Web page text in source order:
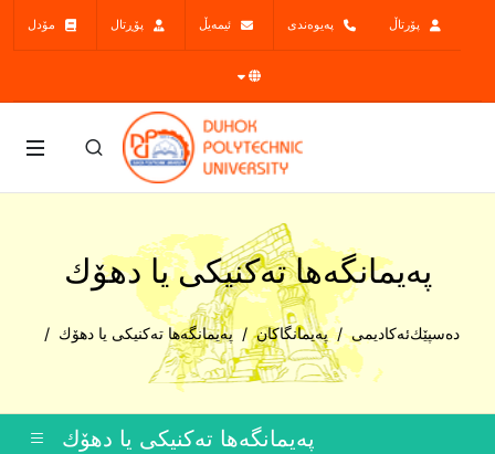
پۆرتاڵ پەیوەندی ئیمەیڵ پۆڕتال مۆدل
پەیمانگەها تەکنیکى یا دهۆك
دەسپێكئەکادیمی پەیمانگاکان پەیمانگەها تەکنیکى یا دهۆك
پەیمانگەها تەکنیکى یا دهۆك